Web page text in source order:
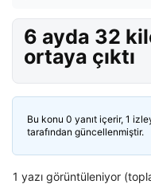
6 ayda 32
ortaya çıktı
Bu konu 0 yanıt içerir, 1
tarafından güncellenmiştir.
1 yazı görüntüleniyor